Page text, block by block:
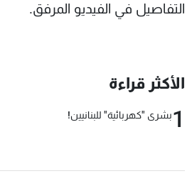
التفاصيل في الفيديو المرفق.
الأكثر قراءة
1بشرى "كهربائية" للبنانيين!
جدول البرامج
الترددات
عن MTV
وظائف